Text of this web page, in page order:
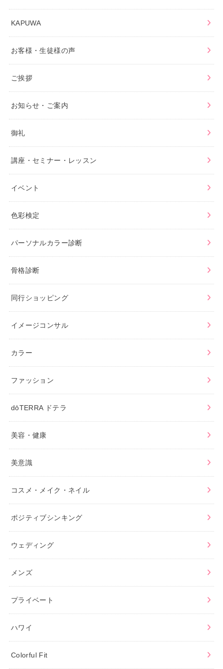
KAPUWA
お客様・生徒様の声
ご挨拶
お知らせ・ご案内
御礼
講座・セミナー・レッスン
イベント
色彩検定
パーソナルカラー診断
骨格診断
同行ショッピング
イメージコンサル
カラー
ファッション
dōTERRA ドテラ
美容・健康
美意識
コスメ・メイク・ネイル
ポジティブシンキング
ウェディング
メンズ
プライベート
ハワイ
Colorful Fit